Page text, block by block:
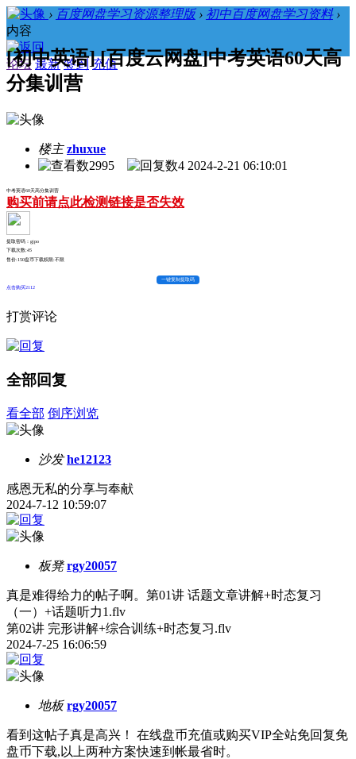
› 百度网盘学习资源整理版 › 初中百度网盘学习资料 ›
内容
论坛 最新 签到 充值
[初中英语] [百度云网盘]中考英语60天高
分集训营
楼主 zhuxue
2995
4 2024-2-21 06:10:01
中考英语60天高分集训营
购买前请点此检测链接是否失效
提取密码：gjpo
下载次数:45
售价:150盘币下载权限:不限
一键复制提取码
点击购买2112
打赏评论
全部回复
看全部 倒序浏览
沙发 he12123
感恩无私的分享与奉献
2024-7-12 10:59:07
板凳 rgy20057
真是难得给力的帖子啊。第01讲 话题文章讲解+时态复习
（一）+话题听力1.flv
第02讲 完形讲解+综合训练+时态复习.flv
2024-7-25 16:06:59
地板 rgy20057
看到这帖子真是高兴！ 在线盘币充值或购买VIP全站免回复免
盘币下载,以上两种方案快速到帐最省时。